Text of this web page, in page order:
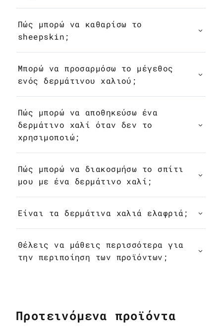
Πώς μπορώ να καθαρίσω το
sheepskin;
Μπορώ να προσαρμόσω το μέγεθος
ενός δερμάτινου χαλιού;
Πώς μπορώ να αποθηκεύσω ένα
δερμάτινο χαλί όταν δεν το
χρησιμοποιώ;
Πώς μπορώ να διακοσμήσω το σπίτι
μου με ένα δερμάτινο χαλί;
Είναι τα δερμάτινα χαλιά ελαφριά;
Θέλεις να μάθεις περισσότερα για
την περιποίηση των προϊόντων;
Προτεινόμενα προϊόντα